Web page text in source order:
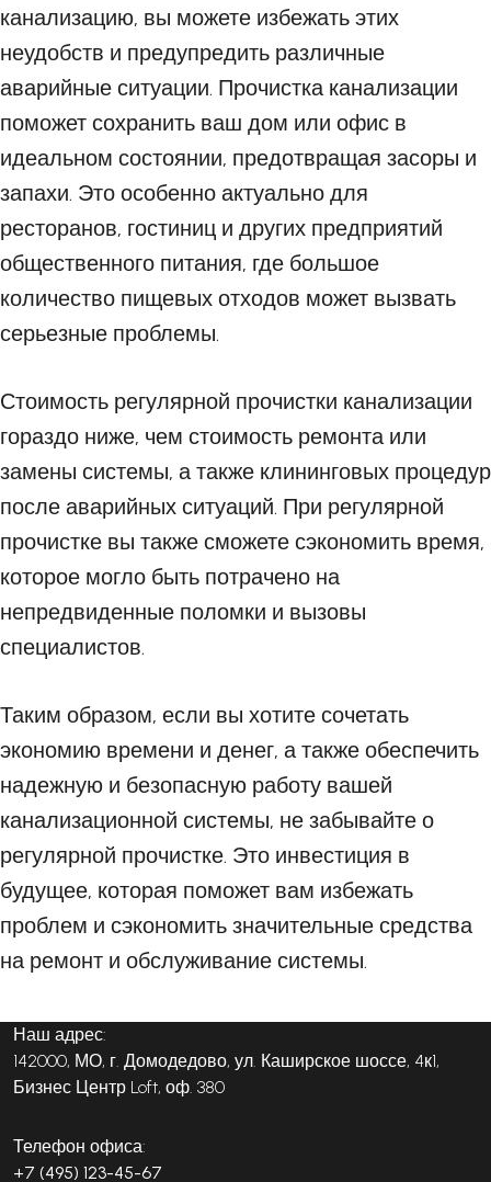
канализацию, вы можете избежать этих
неудобств и предупредить различные
аварийные ситуации. Прочистка канализации
поможет сохранить ваш дом или офис в
идеальном состоянии, предотвращая засоры и
запахи. Это особенно актуально для
ресторанов, гостиниц и других предприятий
общественного питания, где большое
количество пищевых отходов может вызвать
серьезные проблемы.
Стоимость регулярной прочистки канализации
гораздо ниже, чем стоимость ремонта или
замены системы, а также клининговых процедур
после аварийных ситуаций. При регулярной
прочистке вы также сможете сэкономить время,
которое могло быть потрачено на
непредвиденные поломки и вызовы
специалистов.
Таким образом, если вы хотите сочетать
экономию времени и денег, а также обеспечить
надежную и безопасную работу вашей
канализационной системы, не забывайте о
регулярной прочистке. Это инвестиция в
будущее, которая поможет вам избежать
проблем и сэкономить значительные средства
на ремонт и обслуживание системы.
Наш адрес:
142000, МО, г. Домодедово, ул. Каширское шоссе, 4к1,
Бизнес Центр Loft, оф. 380
Телефон офиса:
+7 (495) 123-45-67